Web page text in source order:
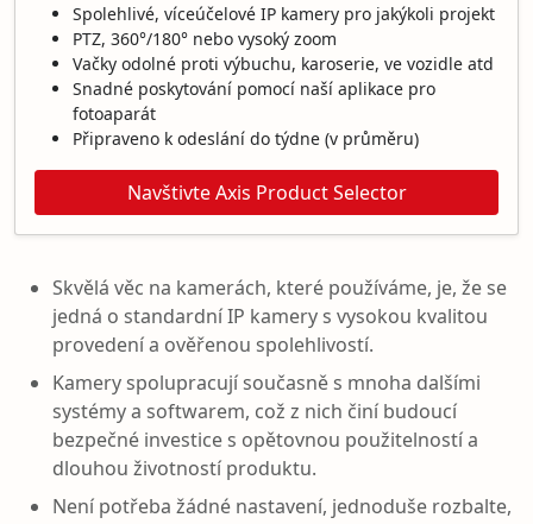
Spolehlivé, víceúčelové IP kamery pro jakýkoli projekt
PTZ, 360°/180° nebo vysoký zoom
Vačky odolné proti výbuchu, karoserie, ve vozidle atd
Snadné poskytování pomocí naší aplikace pro
fotoaparát
Připraveno k odeslání do týdne (v průměru)
Navštivte Axis Product Selector
Skvělá věc na kamerách, které používáme, je, že se
jedná o standardní IP kamery s vysokou kvalitou
provedení a ověřenou spolehlivostí.
Kamery spolupracují současně s mnoha dalšími
systémy a softwarem, což z nich činí budoucí
bezpečné investice s opětovnou použitelností a
dlouhou životností produktu.
Není potřeba žádné nastavení, jednoduše rozbalte,